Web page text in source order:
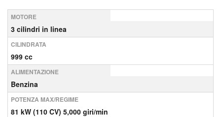
MOTORE
3 cilindri in linea
CILINDRATA
999 cc
ALIMENTAZIONE
Benzina
POTENZA MAX/REGIME
81 kW (110 CV) 5,000 giri/min